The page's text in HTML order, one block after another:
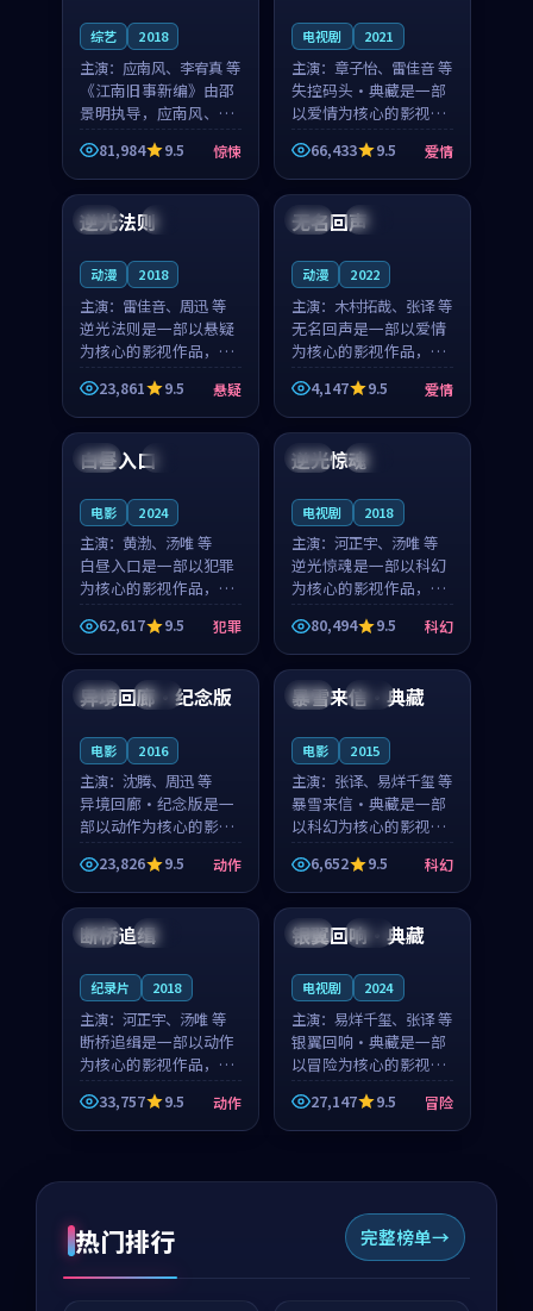
综艺 2018
主演： 应南风、李宥真 等
《江南旧事新编》由邵
景明执导，应南风、李
宥真领衔主演，是一部
2018年上映的日本惊悚
综艺。影片以邻里温情
遇到告别都浸着真实
81,984 9.5 惊悚
电视剧 2021
主演： 章子怡、雷佳音 等
失控码头·典藏是一部
以爱情为核心的影视作
品，围绕危机、反转与
人物成长展开，整体节
奏紧凑，值得推荐观
66,433 9.5 爱情
中国 4K
逆光法则
动漫 2018
主演： 雷佳音、周迅 等
逆光法则是一部以悬疑
为核心的影视作品，围
绕危机、反转与人物成
长展开，整体节奏紧
凑，值得推荐观看。
23,861 9.5 悬疑
日本 独播
无名回声
动漫 2022
主演： 木村拓哉、张译 等
无名回声是一部以爱情
为核心的影视作品，围
绕危机、反转与人物成
长展开，整体节奏紧
凑，值得推荐观看。
4,147 9.5 爱情
法国 4K
白昼入口
电影 2024
主演： 黄渤、汤唯 等
白昼入口是一部以犯罪
为核心的影视作品，围
绕危机、反转与人物成
长展开，整体节奏紧
凑，值得推荐观看。
62,617 9.5 犯罪
中国 院线
逆光惊魂
电视剧 2018
主演： 河正宇、汤唯 等
逆光惊魂是一部以科幻
为核心的影视作品，围
绕危机、反转与人物成
长展开，整体节奏紧
凑，值得推荐观看。
80,494 9.5 科幻
韩国 热播
异境回廊·纪念版
电影 2016
主演： 沈腾、周迅 等
异境回廊·纪念版是一
部以动作为核心的影视
作品，围绕危机、反转
与人物成长展开，整体
节奏紧凑，值得推荐观
看。
23,826 9.5 动作
日本 高分
暴雪来信·典藏
电影 2015
主演： 张译、易烊千玺 等
暴雪来信·典藏是一部
以科幻为核心的影视作
品，围绕危机、反转与
人物成长展开，整体节
奏紧凑，值得推荐观
看。
6,652 9.5 科幻
中国 独播
断桥追缉
纪录片 2018
主演： 河正宇、汤唯 等
断桥追缉是一部以动作
为核心的影视作品，围
绕危机、反转与人物成
长展开，整体节奏紧
凑，值得推荐观看。
33,757 9.5 动作
美国 院线
银翼回响·典藏
电视剧 2024
主演： 易烊千玺、张译 等
银翼回响·典藏是一部
以冒险为核心的影视作
品，围绕危机、反转与
人物成长展开，整体节
奏紧凑，值得推荐观
27,147 9.5 冒险
热门排行 完整榜单
99:22 99:18